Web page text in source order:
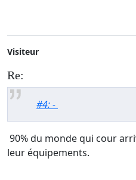
Visiteur
Re:
#4: -
90% du monde qui cour
leur équipements.